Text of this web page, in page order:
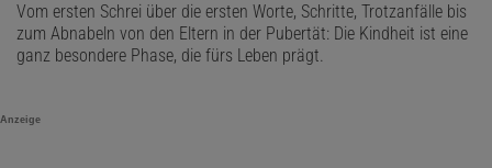
Vom ersten Schrei über die ersten Worte, Schritte, Trotzanfälle bis
zum Abnabeln von den Eltern in der Pubertät: Die Kindheit ist eine
ganz besondere Phase, die fürs Leben prägt.
Anzeige